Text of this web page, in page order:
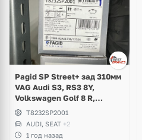
Pagid SP Street+ зад 310мм
VAG Audi S3, RS3 8Y,
Volkswagen Golf 8 R,
Tiguan, Arteon, Skoda
Octavia A8 RS, Seat Leon,
Formentor Cupra
T8232SP2001
AUDI, SEAT +2
1 год назад